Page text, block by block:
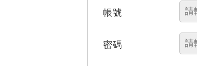
帳號
密碼